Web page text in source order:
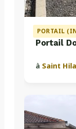
PORTAIL
Portail
à Saint